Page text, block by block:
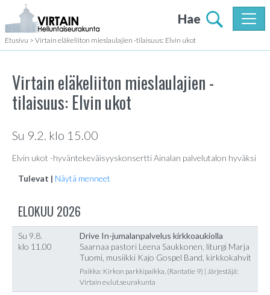
Hae
Etusivu > Virtain eläkeliiton mieslaulajien -tilaisuus: Elvin ukot
Virtain eläkeliiton mieslaulajien -
tilaisuus: Elvin ukot
Su 9.2. klo 15.00
Elvin ukot -hyväntekeväisyyskonsertti Ainalan palvelutalon hyväksi
Tulevat | Näytä menneet
ELOKUU 2026
Su 9.8.
klo 11.00
Drive In-jumalanpalvelus kirkkoaukiolla
Saarnaa pastori Leena Saukkonen, liturgi Marja
Tuomi, musiikki Kajo Gospel Band, kirkkokahvit
Paikka: Kirkon parkkipaikka, (Rantatie 9) | Järjestäjä:
Virtain ev.lut.seurakunta